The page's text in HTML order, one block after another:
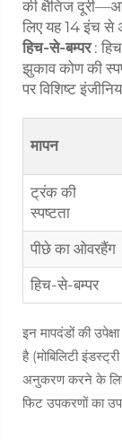
की क्षैतिज
लिए यह 14 इंच से
हिच-से-बम्पर:
झुकाव कोण की
पर विशिष्ट
मापन
ट्रंक की
स्पष्टता
पीछे का ओवरहैंग
हिच-से-बम्पर
इन मापदंडों की
है (मोबिलिटी
अनुकरण करने के लिए
फिट उपकरणों का